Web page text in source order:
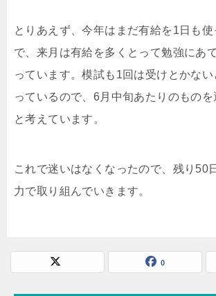
とりあえず、今年はまだ有給を1日も
で、来月は有給を多くとって勉強にあ
っています。模試も1回は受けとかな
っているので、6月中旬あたりのものを
と考えています。
これで迷いはなくなったので、残り50
力で取り組んでいきます。
0